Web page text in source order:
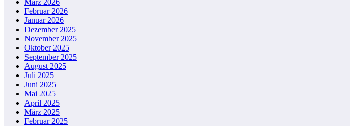
Februar 2026
Januar 2026
Dezember 2025
November 2025
Oktober 2025
September 2025
August 2025
Juli 2025
Juni 2025
Mai 2025
April 2025
März 2025
Februar 2025